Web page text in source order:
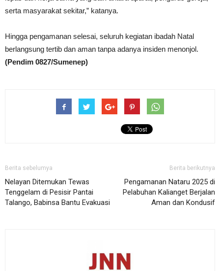
serta masyarakat sekitar,” katanya.
Hingga pengamanan selesai, seluruh kegiatan ibadah Natal
berlangsung tertib dan aman tanpa adanya insiden menonjol.
(Pendim 0827/Sumenep)
Berita sebelumya
Nelayan Ditemukan Tewas
Tenggelam di Pesisir Pantai
Talango, Babinsa Bantu Evakuasi
Berita berikutnya
Pengamanan Nataru 2025 di
Pelabuhan Kalianget Berjalan
Aman dan Kondusif